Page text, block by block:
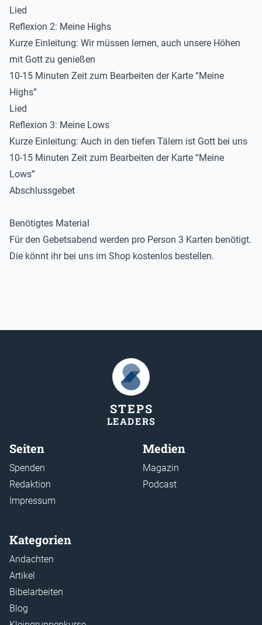
Lied
Reflexion 2: Meine Highs
Kurze Einleitung: Wir müssen lernen, auch unsere Höhen
mit Gott zu genießen
10-15 Minuten Zeit zum Bearbeiten der Karte “Meine
Highs”
Lied
Reflexion 3: Meine Lows
Kurze Einleitung: Auch in den tiefen Tälern ist Gott bei uns
10-15 Minuten Zeit zum Bearbeiten der Karte “Meine
Lows”
Abschlussgebet
Benötigtes Material
Für den Gebetsabend werden pro Person 3 Karten benötigt.
Die könnt ihr bei uns im Shop kostenlos bestellen.
STEPS
LEADERS
Seiten
Spenden
Redaktion
Impressum
Medien
Magazin
Podcast
Kategorien
Andachten
Artikel
Bibelarbeiten
Blog